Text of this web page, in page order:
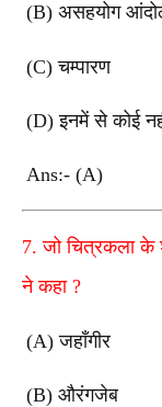
(B) असहयोग
(C)चम्पारण
(D)इनमें से कोई
Ans:- (A)
7.जो चित्रकला
ने कहा ?
(A)जहाँगीर
(B) औरंगजेब